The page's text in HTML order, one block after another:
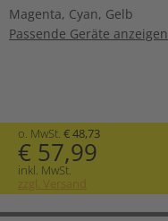
Magenta, Cyan, Gelb
Passende Geräte anzeigen
o. MwSt. € 48,73
€ 57,99
inkl. MwSt.
zzgl. Versand